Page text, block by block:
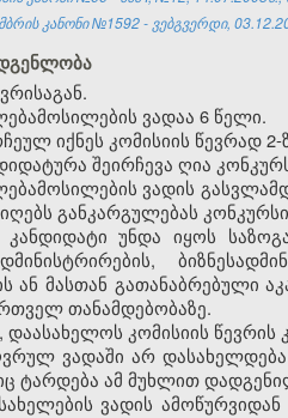
კანონი №1592 - ვებგვერდი,
ვადაა 6 წელი.
იქნეს კომისიის წევრად
შეირჩევა ღია
ვადის
განკარგულებას
კანდიდატი უნდა იყოს
ან მასთან გათანაბრებული
თანამდებობაზე.
დაასახელოს კომისიის
ვადაში არ
ტარდება ამ მუხლით
ვადის